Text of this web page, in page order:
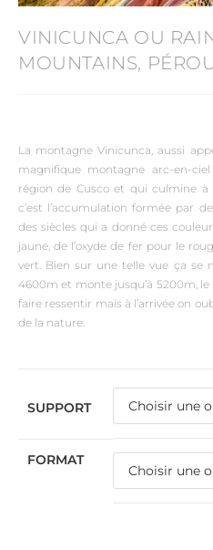
VINICUNCA OU
MOUNTAINS,
La montagne Vinicunca, aussi
magnifique montagne arc-en-
région de Cusco et qui culmine à
c’est l’accumulation formée par
des siècles qui a donné ces
jaune, de l’oxyde de fer pour le
vert. Bien sur une telle vue ça se
4600m et monte jusqu’à 5200m,
faire ressentir mais à l’arrivée on
de la nature.
SUPPORT
FORMAT